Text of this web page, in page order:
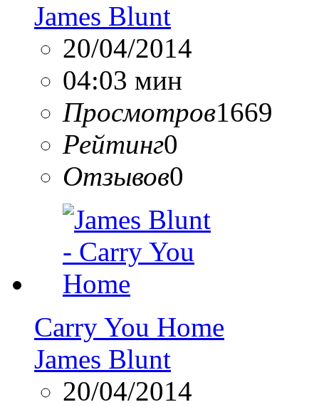
James Blunt
20/04/2014
04:03 мин
Просмотров1669
Рейтинг0
Отзывов0
Carry You Home
James Blunt
20/04/2014